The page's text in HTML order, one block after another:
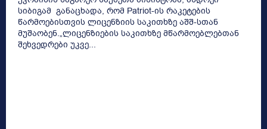
სიბიგამ განაცხადა, რომ Patriot-ის რაკეტების
წარმოებისთვის ლიცენზიის საკითხზე აშშ-სთან
მუშაობენ.„ლიცენზიების საკითხზე მწარმოებლებთან
შეხვედრები უკვე...